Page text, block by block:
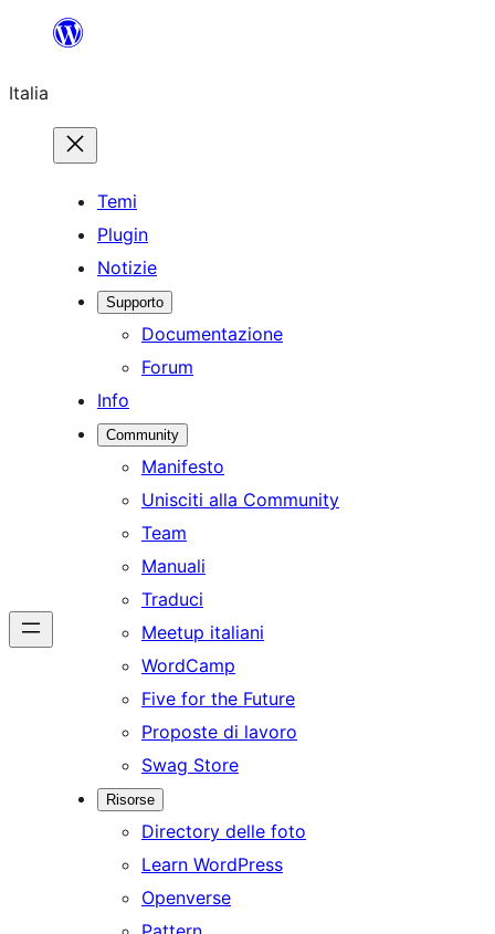
contenuto
Italia
Temi
Plugin
Notizie
Supporto
Documentazione
Forum
Info
Community
Manifesto
Unisciti alla Community
Team
Manuali
Traduci
Meetup italiani
WordCamp
Five for the Future
Proposte di lavoro
Swag Store
Risorse
Directory delle foto
Learn WordPress
Openverse